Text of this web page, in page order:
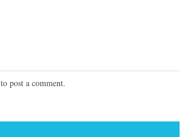
to post a comment.